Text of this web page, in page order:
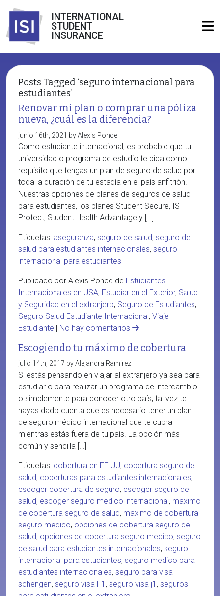
INTERNATIONAL
STUDENT
INSURANCE
Posts Tagged ‘seguro internacional para
estudiantes’
Renovar mi plan o comprar una póliza
nueva, ¿cuál es la diferencia?
junio 16th, 2021 by Alexis Ponce
Como estudiante internacional, es probable que tu
universidad o programa de estudio te pida como
requisito que tengas un plan de seguro de salud por
toda la duración de tu estadía en el país anfitrión.
Nuestras opciones de planes de seguros de salud
para estudiantes, los planes Student Secure, ISI
Protect, Student Health Advantage y […]
Etiquetas: aseguranza, seguro de salud, seguro de
salud para estudiantes internacionales, seguro
internacional para estudiantes
Publicado por Alexis Ponce de Estudiantes
Internacionales en USA, Estudiar en el Exterior, Salud
y Seguridad en el extranjero, Seguro de Estudiantes,
Seguro Salud Estudiante Internacional, Viaje
Estudiante | No hay comentarios
Escogiendo tu máximo de cobertura
julio 14th, 2017 by Alejandra Ramirez
Si estás pensando en viajar al extranjero ya sea para
estudiar o para realizar un programa de intercambio
o simplemente para conocer otro país, tal vez te
hayas dado cuenta que es necesario tener un plan
de seguro médico internacional que te cubra
mientras estás fuera de tu país. La opción más
común y sencilla […]
Etiquetas: cobertura en EE.UU, cobertura seguro de
salud, coberturas para estudiantes internacionales,
escoger cobertura de seguro, escoger seguro de
salud, escoger seguro medico internacional, maximo
de cobertura seguro de salud, maximo de cobertura
seguro medico, opciones de cobertura seguro de
salud, opciones de cobertura seguro medico, seguro
de salud para estudiantes internacionales, seguro
internacional para estudiantes, seguro medico para
estudiantes internacionales, seguro para visa
schengen, seguro visa F1 , seguro visa j1 , seguros